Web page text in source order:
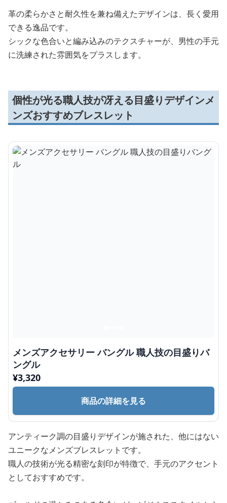
革の柔らかさと耐久性を兼ね備えたデザインは、長く愛用
できる逸品です。
シックな色合いと編み込みのテクスチャーが、男性の手元
に洗練された雰囲気をプラスします。
個性が光る職人技が冴える目盛りデザインメ
ンズおすすめブレスレット
メンズアクセサリー バングル 職人技の目盛りバ
ングル
¥3,320
商品の詳細を見る
アンティーク調の目盛りデザインが施された、他にはない
ユニークなメンズブレスレットです。
職人の技術が光る精密な刻印が特徴で、手元のアクセント
としておすすめです。